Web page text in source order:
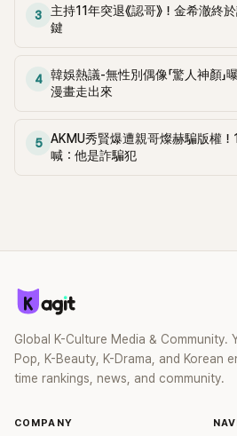
麼大，不知道才奇怪吧。」一來一往
當年情況，李智惠終於鬆口坦言，當
解釋，當時隆胸手術幾乎只有「腋下切
想，既然一直說我有做，那我乾脆把
上，早在 2006 年，李智惠就為了證明
召開了一場泳裝記者招待會。當時她
件。 回顧李智惠的演藝路，她於
員身分出道，該團在 2000 年代初期
智英兩位女成員，以及張錫炫、Chris
過後來爆出長達四年的團內霸凌風波
李智惠言語辱罵、動手等爭議，最終
3
主持11年突退《認哥》！金希澈
鍵
4
韓娛熱議-無性別偶像「驚人神顏」
漫畫走出來
5
AKMU秀賢爆遭親哥燦赫騙版權
喊：他是詐騙犯
Global K-Culture Media & Community.
Pop, K-Beauty, K-Drama, and Korean
time rankings, news, and community.
COMPANY